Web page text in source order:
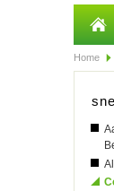
Home